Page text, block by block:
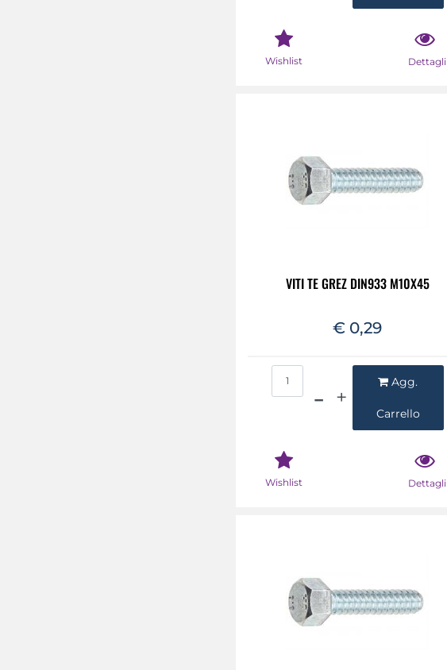
Wishlist Dettagli
VITI TE GREZ DIN933 M10X45
€ 0,29
Agg.
Carrello
Wishlist Dettagli